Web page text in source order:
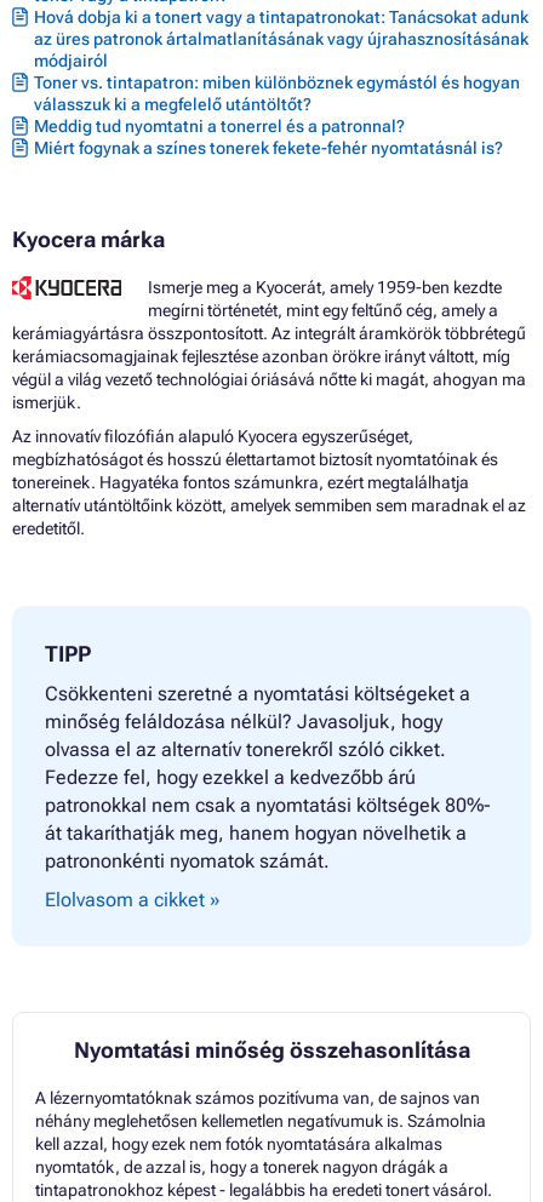
Hová dobja ki a tonert vagy a tintapatronokat: Tanácsokat adunk
az üres patronok ártalmatlanításának vagy újrahasznosításának
módjairól
Toner vs. tintapatron: miben különböznek egymástól és hogyan
válasszuk ki a megfelelő utántöltőt?
Meddig tud nyomtatni a tonerrel és a patronnal?
Miért fogynak a színes tonerek fekete-fehér nyomtatásnál is?
Kyocera márka
Ismerje meg a Kyocerát, amely 1959-ben kezdte
megírni történetét, mint egy feltűnő cég, amely a
kerámiagyártásra összpontosított. Az integrált áramkörök többrétegű
kerámiacsomagjainak fejlesztése azonban örökre irányt váltott, míg
végül a világ vezető technológiai óriásává nőtte ki magát, ahogyan ma
ismerjük.
Az innovatív filozófián alapuló Kyocera egyszerűséget,
megbízhatóságot és hosszú élettartamot biztosít nyomtatóinak és
tonereinek. Hagyatéka fontos számunkra, ezért megtalálhatja
alternatív utántöltőink között, amelyek semmiben sem maradnak el az
eredetitől.
TIPP
Csökkenteni szeretné a nyomtatási költségeket a
minőség feláldozása nélkül? Javasoljuk, hogy
olvassa el az alternatív tonerekről szóló cikket.
Fedezze fel, hogy ezekkel a kedvezőbb árú
patronokkal nem csak a nyomtatási költségek 80%-
át takaríthatják meg, hanem hogyan növelhetik a
patrononkénti nyomatok számát.
Elolvasom a cikket »
Nyomtatási minőség összehasonlítása
A lézernyomtatóknak számos pozitívuma van, de sajnos van
néhány meglehetősen kellemetlen negatívumuk is. Számolnia
kell azzal, hogy ezek nem fotók nyomtatására alkalmas
nyomtatók, de azzal is, hogy a tonerek nagyon drágák a
tintapatronokhoz képest - legalábbis ha eredeti tonert vásárol.